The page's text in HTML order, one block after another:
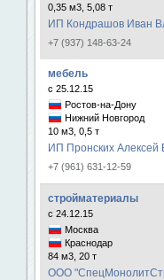
0,35 м3, 5,08 т
ИП Кондрашов Иван
+7 (937) 148-63-24
мебель
с 25.12.15
Ростов-на-Дону
Нижний Новгород
10 м3, 0,5 т
ИП Пронских Алексей
+7 (961) 631-12-59
стройматериалы
с 24.12.15
Москва
Краснодар
84 м3, 20 т
ООО